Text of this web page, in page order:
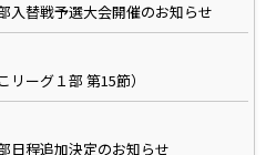
入替戦予選大会開催のお知らせ
ーグ１部 第15節）
日程追加決定のお知らせ